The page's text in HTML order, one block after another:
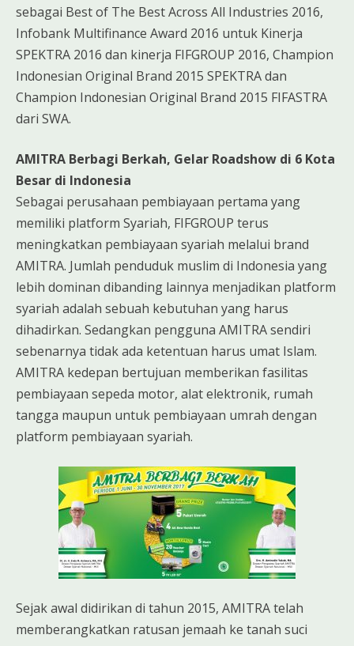
sebagai Best of The Best Across All Industries 2016,
Infobank Multifinance Award 2016 untuk Kinerja
SPEKTRA 2016 dan kinerja FIFGROUP 2016, Champion
Indonesian Original Brand 2015 SPEKTRA dan
Champion Indonesian Original Brand 2015 FIFASTRA
dari SWA.
AMITRA Berbagi Berkah, Gelar Roadshow di 6 Kota
Besar di Indonesia
Sebagai perusahaan pembiayaan pertama yang
memiliki platform Syariah, FIFGROUP terus
meningkatkan pembiayaan syariah melalui brand
AMITRA. Jumlah penduduk muslim di Indonesia yang
lebih dominan dibanding lainnya menjadikan platform
syariah adalah sebuah kebutuhan yang harus
dihadirkan. Sedangkan pengguna AMITRA sendiri
sebenarnya tidak ada ketentuan harus umat Islam.
AMITRA kedepan bertujuan memberikan fasilitas
pembiayaan sepeda motor, alat elektronik, rumah
tangga maupun untuk pembiayaan umrah dengan
platform pembiayaan syariah.
Sejak awal didirikan di tahun 2015, AMITRA telah
memberangkatkan ratusan jemaah ke tanah suci